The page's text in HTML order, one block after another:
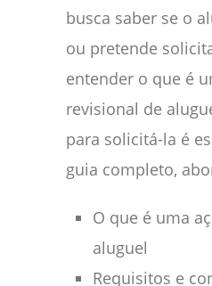
busca saber se o
ou pretende
entender o que é
revisional de
para solicitá-la é
guia completo,
O que é uma
aluguel
Requisitos e